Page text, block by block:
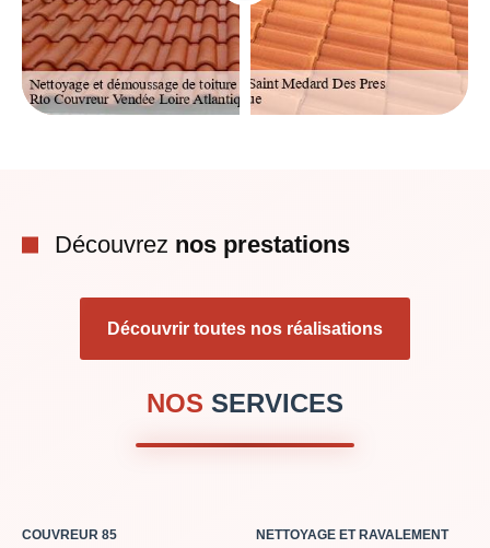
Découvrez nos prestations
Découvrir toutes nos réalisations
NOS SERVICES
COUVREUR 85
NETTOYAGE ET RAVALEMENT